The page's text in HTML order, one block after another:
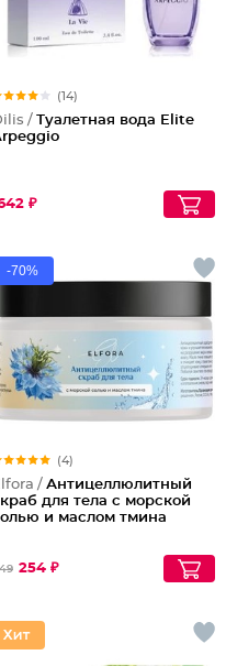
(14)
/ Туалетная вода Elite
₽
-70%
(4)
/ Антицеллюлитный
для тела с морской
и маслом тмина
254 ₽